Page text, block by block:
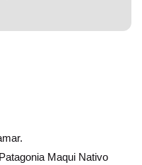
Maqui Nativo